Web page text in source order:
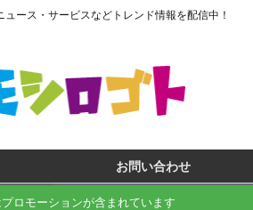
ース・サービスなどトレンド情報を配信中！
お問い合わせ
ロモーションが含まれています